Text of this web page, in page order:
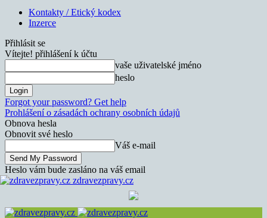
Kontakty / Etický kodex
Inzerce
Přihlásit se
Vítejte! přihlášení k účtu
vaše uživatelské jméno
heslo
Forgot your password? Get help
Prohlášení o zásadách ochrany osobních údajů
Obnova hesla
Obnovit své heslo
Váš e-mail
Heslo vám bude zasláno na váš email
zdravezpravy.cz